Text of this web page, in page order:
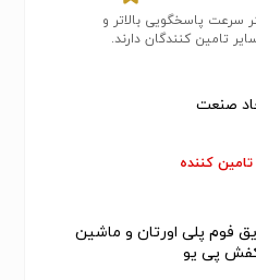
سرعت پاسخگویی بالاتر و
تامین کنندگان دارند.
صنعت
کننده
فوم پلی اورتان و ماشین
کفش پی یو